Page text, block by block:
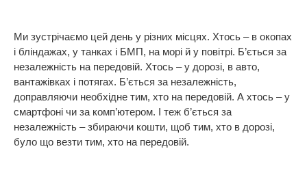
Ми зустрічаємо цей день у різних місцях. Хтось – в окопах
і бліндажах, у танках і БМП, на морі й у повітрі. Б’ється за
незалежність на передовій. Хтось – у дорозі, в авто,
вантажівках і потягах. Б’ється за незалежність,
доправляючи необхідне тим, хто на передовій. А хтось – у
смартфоні чи за комп’ютером. І теж б’ється за
незалежність – збираючи кошти, щоб тим, хто в дорозі,
було що везти тим, хто на передовій.